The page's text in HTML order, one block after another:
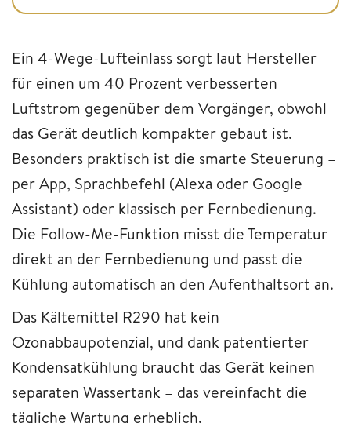
Ein 4-Wege-Lufteinlass sorgt laut Hersteller
für einen um 40 Prozent verbesserten
Luftstrom gegenüber dem Vorgänger, obwohl
das Gerät deutlich kompakter gebaut ist.
Besonders praktisch ist die smarte Steuerung –
per App, Sprachbefehl (Alexa oder Google
Assistant) oder klassisch per Fernbedienung.
Die Follow-Me-Funktion misst die Temperatur
direkt an der Fernbedienung und passt die
Kühlung automatisch an den Aufenthaltsort an.
Das Kältemittel R290 hat kein
Ozonabbaupotenzial, und dank patentierter
Kondensatkühlung braucht das Gerät keinen
separaten Wassertank – das vereinfacht die
tägliche Wartung erheblich.